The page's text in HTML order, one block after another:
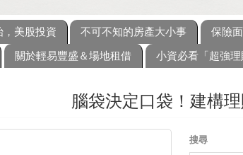
，美股投資 不可不知的房產大小事
保險
關於輕易豐盛＆場地租借 小資必看「超強理
腦袋決定口袋！建構理財腦
搜尋